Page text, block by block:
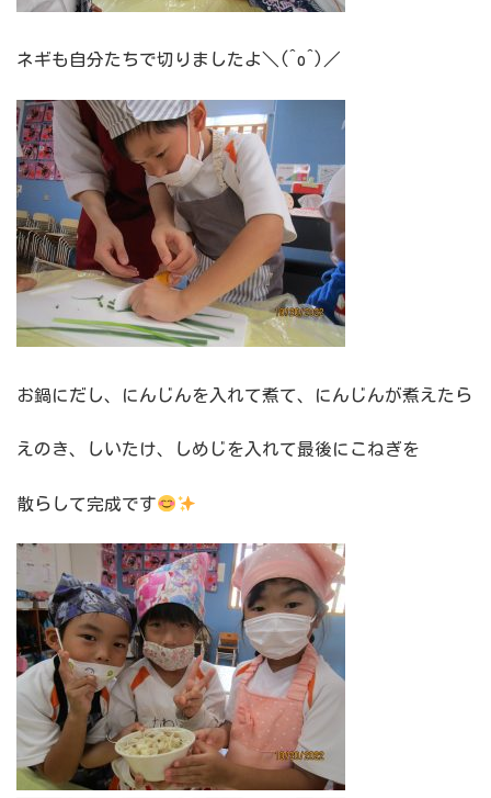
ネギも自分たちで切りましたよ＼(^o^)／
お鍋にだし、にんじんを入れて煮て、にんじんが煮えたら
えのき、しいたけ、しめじを入れて最後にこねぎを
散らして完成です